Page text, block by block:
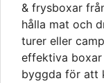
& frysboxar
hålla mat och
turer eller
effektiva
byggda för att